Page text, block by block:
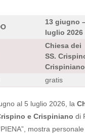
13 giugno
luglio 2026
Chiesa dei
SS.
Crispiniano
gratis
al 5 luglio 2026, la
e Crispiniano di
mostra